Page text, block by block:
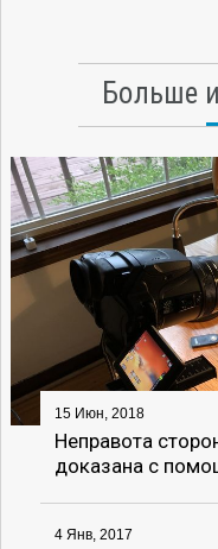
Больше
15 Июн, 2018
Неправота
доказана с
4 Янв, 2017